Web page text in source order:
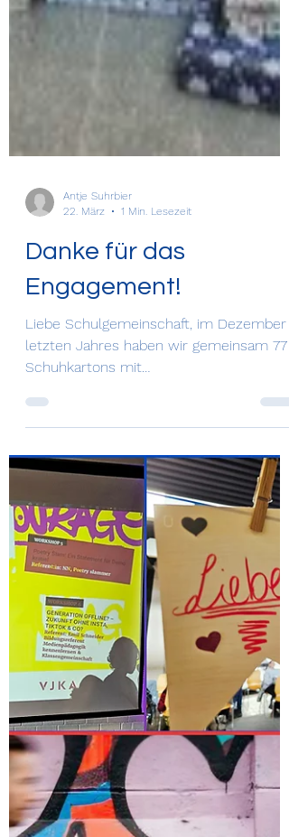
22. März
1 Min. Lesezeit
Danke für das
Engagement!
Liebe Schulgemeinschaft, im Dezember
letzten Jahres haben wir gemeinsam 77
Schuhkartons mit
Weihnachtsgeschenken gepackt, um
Schülerinnen und Schülern in Cherson
trotz des Krieges an Weihnachten eine
Freude zu bereiten. Es war schön zu
sehen, wie viele von Ihnen und euch sich
engagiert haben. Solche Projekte sind
tolle Beispiele dafür, dass Mitgefühl und
Solidarität wichtige Bestandteile unserer
Schulgemeinschaft sind. Darauf können
wir alle stolz sein und dafür möchte ich